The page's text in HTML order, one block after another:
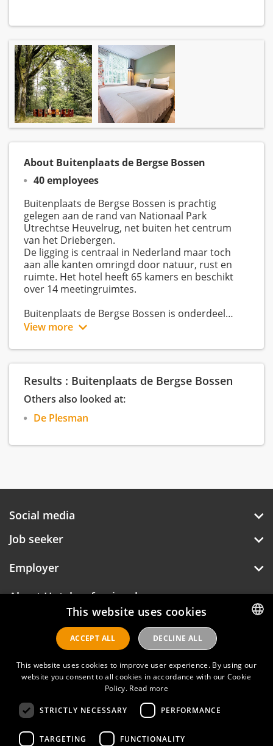
About Buitenplaats de Bergse Bossen
40 employees
Buitenplaats de Bergse Bossen is prachtig
gelegen aan de rand van Nationaal Park
Utrechtse Heuvelrug, net buiten het centrum
van het Driebergen.
De ligging is centraal in Nederland maar toch
aan alle kanten omringd door natuur, rust en
ruimte. Het hotel heeft 65 kamers en beschikt
over 14 meetingruimtes.
Buitenplaats de Bergse Bossen is onderdeel
van Fine Hotels & Suites, welke bestaat uit de
Mout (Schiedam), Casa Julia (Delft) en
Buitenplaats de Bergse Bossen (Driebergen-
Rijsenburg). Allen hotels met een verhaal, waar je
je thuis voelt, en die jou inspireren.
View more
Results : Buitenplaats de Bergse Bossen
Others also looked at:
De Plesman
Social media
Job seeker
Employer
About Hotelprofessionals
Hotelprofessionals
Privacy policy
Contact
ENGLISH
This website uses cookies
This website uses cookies to improve user experience. By using our
website you consent to all cookies in accordance with our Cookie
Policy. Read more
STRICTLY NECESSARY PERFORMANCE
TARGETING FUNCTIONALITY
ACCEPT ALL DECLINE ALL